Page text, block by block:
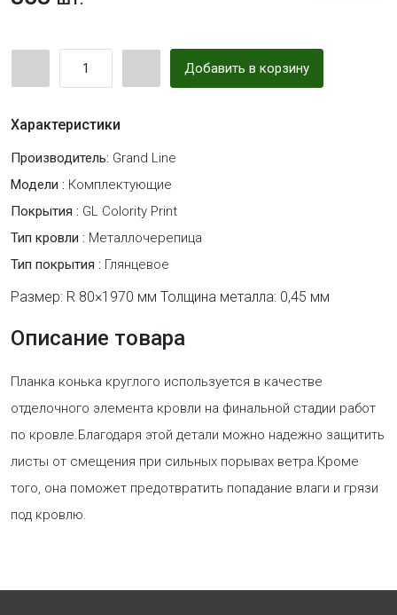
Добавить в корзину
Характеристики
Производитель: Grand Line
Модели : Комплектующие
Покрытия : GL Colority Print
Тип кровли : Металлочерепица
Тип покрытия : Глянцевое
Размер: R 80×1970 мм Толщина металла: 0,45 мм
Описание товара
Планка конька круглого используется в качестве
отделочного элемента кровли на финальной стадии работ
по кровле.Благодаря этой детали можно надежно защитить
листы от смещения при сильных порывах ветра.Кроме
того, она поможет предотвратить попадание влаги и грязи
под кровлю.